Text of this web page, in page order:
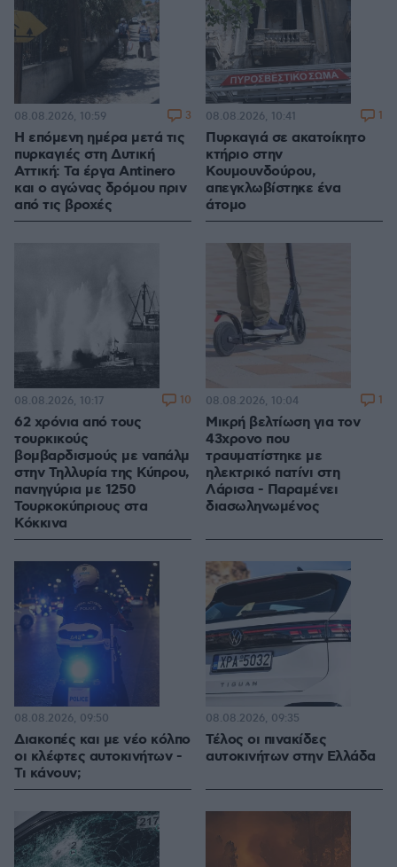
Η επόμενη ημέρα μετά τις
πυρκαγιές στη Δυτική
Αττική: Τα έργα Antinero
και ο αγώνας δρόμου πριν
από τις βροχές
08.08.2026, 10:59 3
Πυρκαγιά σε ακατοίκητο
κτήριο στην
Κουμουνδούρου,
απεγκλωβίστηκε ένα
άτομο
08.08.2026, 10:41 1
62 χρόνια από τους
τουρκικούς
βομβαρδισμούς με ναπάλμ
στην Τηλλυρία της Κύπρου,
πανηγύρια με 1250
Τουρκοκύπριους στα
Κόκκινα
08.08.2026, 10:17 10
Μικρή βελτίωση για τον
43χρονο που
τραυματίστηκε με
ηλεκτρικό πατίνι στη
Λάρισα - Παραμένει
διασωληνωμένος
08.08.2026, 10:04 1
Διακοπές και με νέο κόλπο
οι κλέφτες αυτοκινήτων -
Τι κάνουν;
08.08.2026, 09:50
Τέλος οι πινακίδες
αυτοκινήτων στην Ελλάδα
08.08.2026, 09:35